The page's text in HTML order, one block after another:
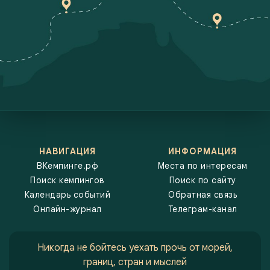
обеспечивает дополнительный комфорт на природе. Вы сможете
проводить дни на пляже, а вечера у костра, наслаждаясь закатами
и тишиной морского побережья. ВКемпинге.рф советует выбирать
кемпинги на море, которые предлагают не только удобное
расположение, но и экологически чистые пляжи, где можно
спокойно отдыхать всей семьей или в компании друзей. Такие
НАВИГАЦИЯ
ВКемпинге.рф
Поиск кемпингов
Календарь событий
Онлайн-журнал
ИНФОРМАЦИЯ
Места по интересам
Поиск по сайту
Обратная связь
Телеграм-канал
Никогда не бойтесь уехать прочь от морей,
границ, стран и мыслей